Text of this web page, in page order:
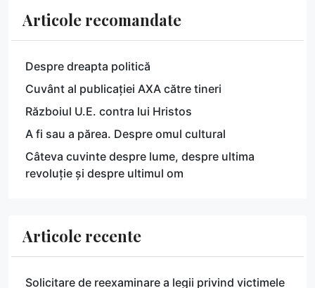
Articole recomandate
Despre dreapta politică
Cuvânt al publicației AXA către tineri
Războiul U.E. contra lui Hristos
A fi sau a părea. Despre omul cultural
Câteva cuvinte despre lume, despre ultima
revoluție și despre ultimul om
Articole recente
Solicitare de reexaminare a legii privind victimele